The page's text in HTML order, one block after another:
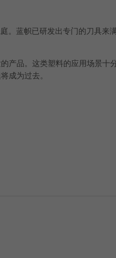
。蓝帜已研发出专门的刀具
产品。这类塑料的应用场景
成为过去。